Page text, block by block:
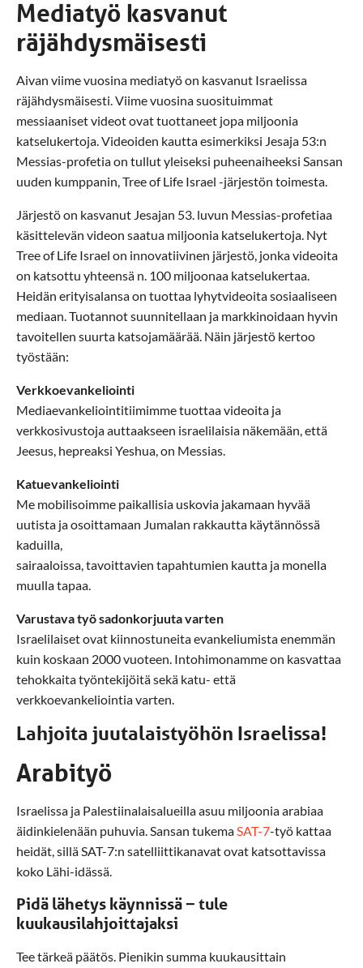
Mediatyö kasvanut
räjähdysmäisesti
Aivan viime vuosina mediatyö on kasvanut Israelissa
räjähdysmäisesti. Viime vuosina suosituimmat
messiaaniset videot ovat tuottaneet jopa miljoonia
katselukertoja. Videoiden kautta esimerkiksi Jesaja 53:n
Messias-profetia on tullut yleiseksi puheenaiheeksi Sansan
uuden kumppanin, Tree of Life Israel -järjestön toimesta.
Järjestö on kasvanut Jesajan 53. luvun Messias-profetiaa
käsittelevän videon saatua miljoonia katselukertoja. Nyt
Tree of Life Israel on innovatiivinen järjestö, jonka videoita
on katsottu yhteensä n. 100 miljoonaa katselukertaa.
Heidän erityisalansa on tuottaa lyhytvideoita sosiaaliseen
mediaan. Tuotannot suunnitellaan ja markkinoidaan hyvin
tavoitellen suurta katsojamäärää. Näin järjestö kertoo
työstään:
Verkkoevankeliointi
Mediaevankeliointitiimimme tuottaa videoita ja
verkkosivustoja auttaakseen israelilaisia näkemään, että
Jeesus, hepreaksi Yeshua, on Messias.
Katuevankeliointi
Me mobilisoimme paikallisia uskovia jakamaan hyvää
uutista ja osoittamaan Jumalan rakkautta käytännössä
kaduilla,
sairaaloissa, tavoittavien tapahtumien kautta ja monella
muulla tapaa.
Varustava työ sadonkorjuuta varten
Israelilaiset ovat kiinnostuneita evankeliumista enemmän
kuin koskaan 2000 vuoteen. Intohimonamme on kasvattaa
tehokkaita työntekijöitä sekä katu- että
verkkoevankeliointia varten.
Lahjoita juutalaistyöhön Israelissa!
Arabityö
Israelissa ja Palestiinalaisalueilla asuu miljoonia arabiaa
äidinkielenään puhuvia. Sansan tukemaSAT-7-työ kattaa
heidät, sillä SAT-7:n satelliittikanavat ovat katsottavissa
koko Lähi-idässä.
Pidä lähetys käynnissä− tule
kuukausilahjoittajaksi
Tee tärkeä päätös. Pienikin summa kuukausittain